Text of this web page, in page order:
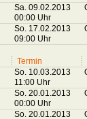
Sa. 09.02.2013
00:00 Uhr
So. 17.02.2013
09:00 Uhr
Termin
So. 10.03.2013
11:00 Uhr
So. 20.01.2013
00:00 Uhr
So. 20.01.2013